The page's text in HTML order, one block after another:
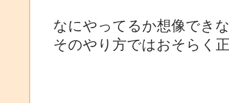
なにやってるか想像でき
そのやり方ではおそらく